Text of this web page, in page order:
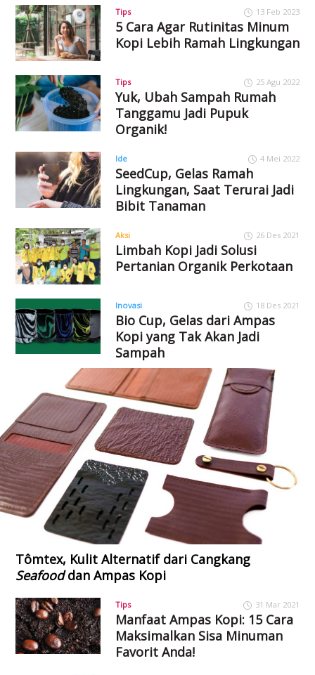
Tips 13 Feb 2023
5 Cara Agar Rutinitas Minum
Kopi Lebih Ramah Lingkungan
Tips 25 Agu 2022
Yuk, Ubah Sampah Rumah
Tanggamu Jadi Pupuk
Organik!
Ide 4 Mei 2022
SeedCup, Gelas Ramah
Lingkungan, Saat Terurai Jadi
Bibit Tanaman
Aksi 26 Des 2021
Limbah Kopi Jadi Solusi
Pertanian Organik Perkotaan
Inovasi 18 Des 2021
Bio Cup, Gelas dari Ampas
Kopi yang Tak Akan Jadi
Sampah
Tômtex, Kulit Alternatif dari Cangkang
Seafooddan Ampas Kopi
Tips 31 Mar 2021
Manfaat Ampas Kopi: 15 Cara
Maksimalkan Sisa Minuman
Favorit Anda!